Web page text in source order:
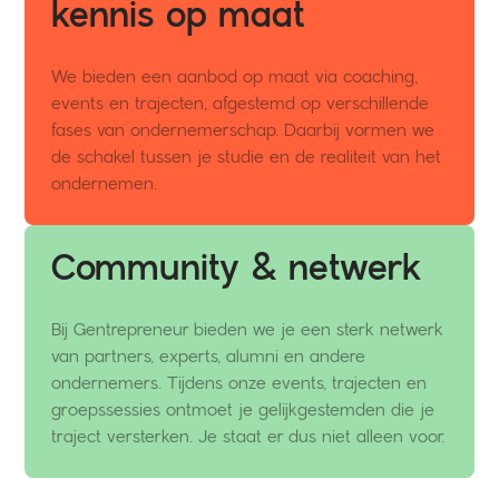
kennis op maat
We bieden een aanbod op maat via coaching,
events en trajecten, afgestemd op verschillende
fases van ondernemerschap. Daarbij vormen we
de schakel tussen je studie en de realiteit van het
ondernemen.
Community & netwerk
Bij Gentrepreneur bieden we je een sterk netwerk
van partners, experts, alumni en andere
ondernemers. Tijdens onze events, trajecten en
groepssessies ontmoet je gelijkgestemden die je
traject versterken. Je staat er dus niet alleen voor.